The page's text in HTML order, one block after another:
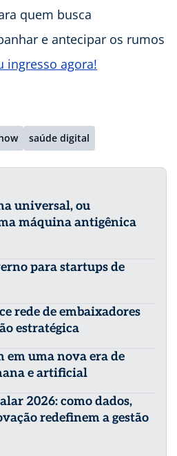
quem busca
e antecipar os rumos
ingresso agora!
saúde digital
universal, ou
máquina antigênica
para startups de
rede de embaixadores
estratégica
uma nova era de
e artificial
2026: como dados,
redefinem a gestão